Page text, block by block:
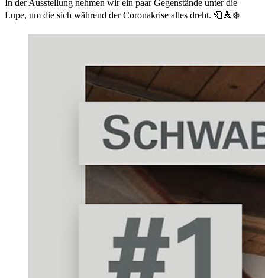
In der Ausstellung nehmen wir ein paar Gegenstände unter die
Lupe, um die sich während der Coronakrise alles dreht. 🧻🍝❄️